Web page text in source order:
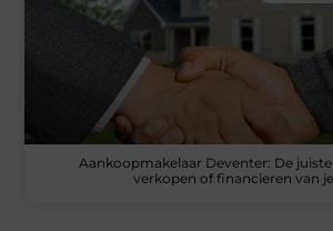
Aankoopmakelaar Deventer: De
verkopen of financieren van